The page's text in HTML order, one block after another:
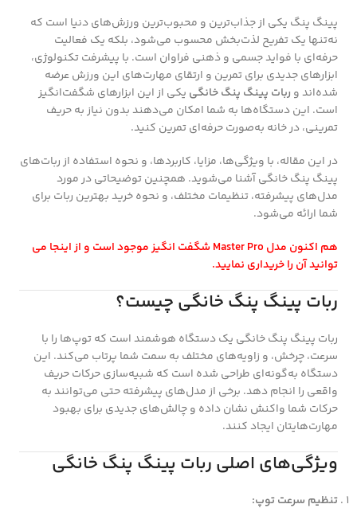
پینگ پنگ یکی از جذاب‌ترین و محبوب‌ترین ورزش‌های دنیا است که
نه‌تنها یک تفریح لذت‌بخش محسوب می‌شود، بلکه یک فعالیت
حرفه‌ای با فواید جسمی و ذهنی فراوان است. با پیشرفت تکنولوژی،
ابزارهای جدیدی برای تمرین و ارتقای مهارت‌های این ورزش عرضه
شده‌اند و ربات پینگ پنگ خانگی یکی از این ابزارهای شگفت‌انگیز
است. این دستگاه‌ها به شما امکان می‌دهند بدون نیاز به حریف
تمرینی، در خانه به‌صورت حرفه‌ای تمرین کنید.
در این مقاله، با ویژگی‌ها، مزایا، کاربردها، و نحوه استفاده از ربات‌های
پینگ پنگ خانگی آشنا می‌شوید. همچنین توضیحاتی در مورد
مدل‌های پیشرفته، تنظیمات مختلف، و نحوه خرید بهترین ربات برای
شما ارائه می‌شود.
هم اکنون مدل Master Pro شگفت انگیز موجود است و ازاینجا می
توانید آن را خریداری نمایید.
ربات پینگ پنگ خانگی چیست؟
ربات پینگ پنگ خانگی یک دستگاه هوشمند است که توپ‌ها را با
سرعت، چرخش، و زاویه‌های مختلف به سمت شما پرتاب می‌کند. این
دستگاه به‌گونه‌ای طراحی شده است که شبیه‌سازی حرکات حریف
واقعی را انجام دهد. برخی از مدل‌های پیشرفته حتی می‌توانند به
حرکات شما واکنش نشان داده و چالش‌های جدیدی برای بهبود
مهارت‌هایتان ایجاد کنند.
ویژگی‌های اصلی ربات پینگ پنگ خانگی
تنظیم سرعت توپ: